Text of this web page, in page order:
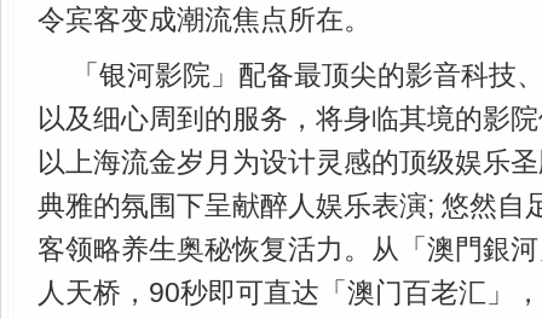
令宾客变成潮流焦点所在。
「银河影院」配备最顶尖的影音科技
以及细心周到的服务，将身临其境的影
以上海流金岁月为设计灵感的顶级娱乐
典雅的氛围下呈献醉人娱乐表演; 悠然自
客领略养生奥秘恢复活力。从「澳門銀
人天桥，90秒即可直达「澳门百老汇」